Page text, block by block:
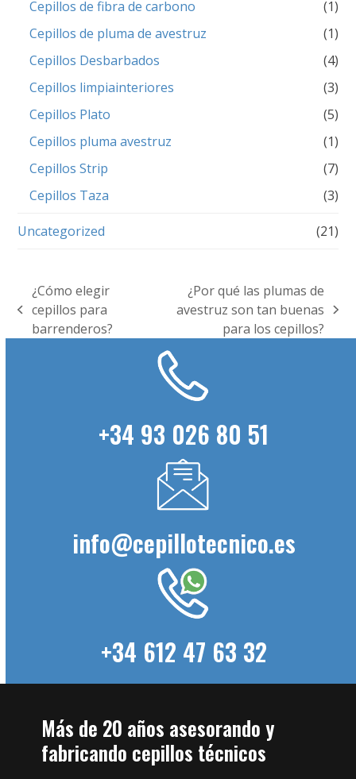
Cepillos de fibra de carbono
(1)
Cepillos de pluma de avestruz
(1)
Cepillos Desbarbados
(4)
Cepillos limpiainteriores
(3)
Cepillos Plato
(5)
Cepillos pluma avestruz
(1)
Cepillos Strip
(7)
Cepillos Taza
(3)
Uncategorized (21)
previous
post:
¿Cómo elegir
cepillos para
barrenderos?
next
post:
¿Por qué las plumas de
avestruz son tan buenas
para los cepillos?
+34 93 026 80 51
info@cepillotecnico.es
+34 612 47 63 32
Más de 20 años asesorando y
fabricando cepillos técnicos